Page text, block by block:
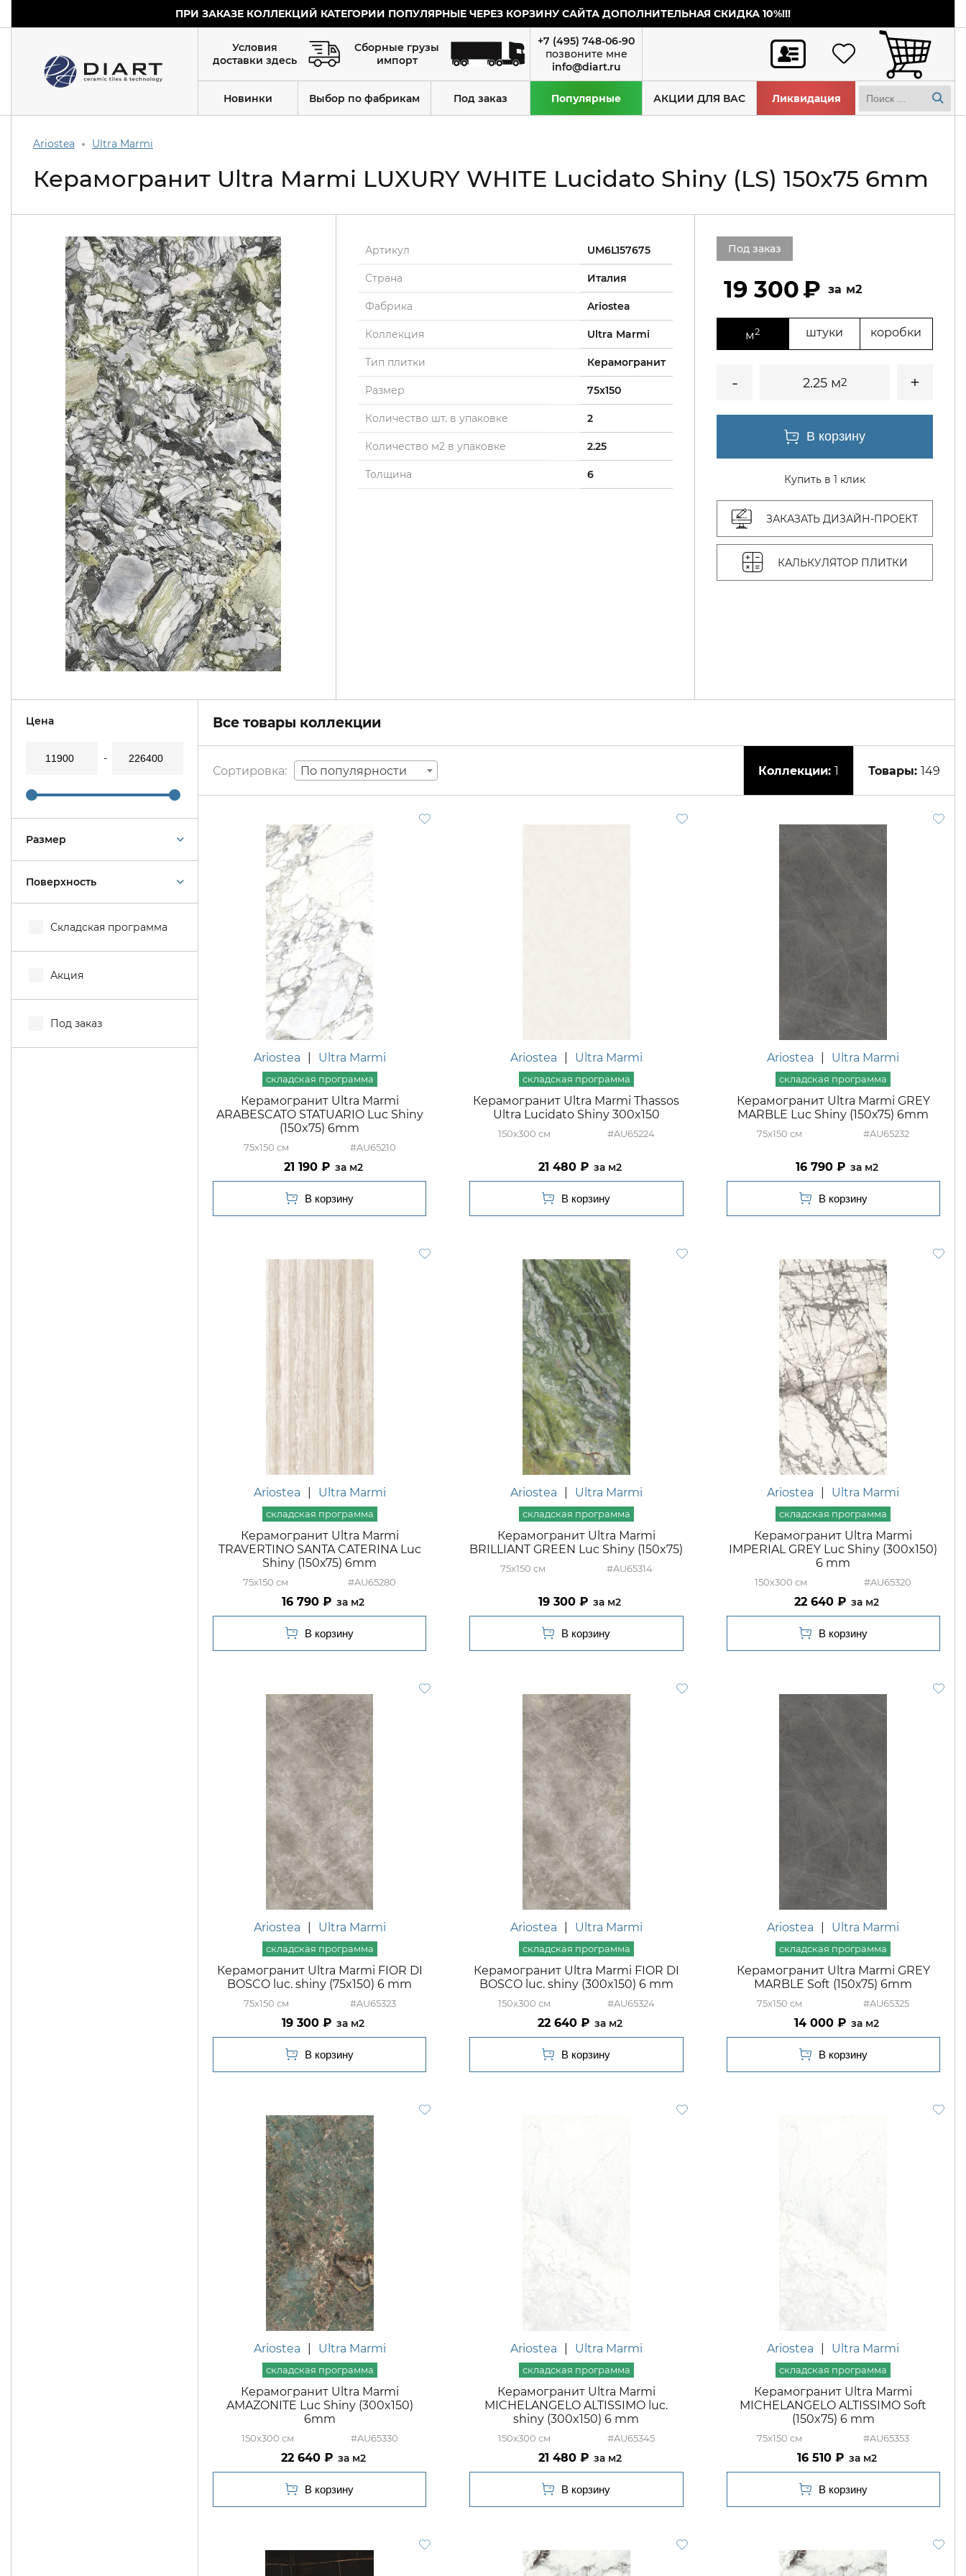
ПРИ ЗАКАЗЕ КОЛЛЕКЦИЙ КАТЕГОРИИ ПОПУЛЯРНЫЕ ЧЕРЕЗ КОРЗИНУ САЙТА ДОПОЛНИТЕЛЬНАЯ СКИДКА 10%!!!
Условия
доставки здесь
Сборные грузы
импорт
+7 (495) 748-06-90
info@diart.ru
Новинки Выбор по фабрикам Под заказ Популярные АКЦИИ ДЛЯ ВАС Ликвидация
Ariostea Ultra Marmi
Керамогранит Ultra Marmi LUXURY WHITE Lucidato Shiny (LS) 150x75 6mm
Артикул UM6L157675
Страна Италия
Фабрика Ariostea
Коллекция Ultra Marmi
Тип плитки Керамогранит
Размер 75x150
Количество шт. в упаковке 2
Количество м2 в упаковке 2.25
Толщина 6
Под заказ
19 300 м2
м2 штуки коробки
2.25 м2
Купить в 1 клик
ЗАКАЗАТЬ ДИЗАЙН-ПРОЕКТ
КАЛЬКУЛЯТОР ПЛИТКИ
Цена
Размер
Поверхность
Складская программа
Акция
Под заказ
Все товары коллекции
По популярности 1 149
Ariostea Ultra Marmi
Керамогранит Ultra Marmi
ARABESCATO STATUARIO Luc Shiny
(150x75) 6mm
75x150 #AU65210
21 190 м2
Ariostea Ultra Marmi
Керамогранит Ultra Marmi Thassos
Ultra Lucidato Shiny 300x150
150x300 #AU65224
21 480 м2
Ariostea Ultra Marmi
Керамогранит Ultra Marmi GREY
MARBLE Luc Shiny (150х75) 6mm
75x150 #AU65232
16 790 м2
Ariostea Ultra Marmi
Керамогранит Ultra Marmi
TRAVERTINO SANTA CATERINA Luc
Shiny (150х75) 6mm
75x150 #AU65280
16 790 м2
Ariostea Ultra Marmi
Керамогранит Ultra Marmi
BRILLIANT GREEN Luc Shiny (150x75)
75x150 #AU65314
19 300 м2
Ariostea Ultra Marmi
Керамогранит Ultra Marmi
IMPERIAL GREY Luc Shiny (300x150)
6 mm
150x300 #AU65320
22 640 м2
Ariostea Ultra Marmi
Керамогранит Ultra Marmi FIOR DI
BOSCO luc. shiny (75x150) 6 mm
75x150 #AU65323
19 300 м2
Ariostea Ultra Marmi
Керамогранит Ultra Marmi FIOR DI
BOSCO luc. shiny (300x150) 6 mm
150x300 #AU65324
22 640 м2
Ariostea Ultra Marmi
Керамогранит Ultra Marmi GREY
MARBLE Soft (150х75) 6mm
75x150 #AU65325
14 000 м2
Ariostea Ultra Marmi
Керамогранит Ultra Marmi
AMAZONITE Luc Shiny (300x150)
6mm
150x300 #AU65330
22 640 м2
Ariostea Ultra Marmi
Керамогранит Ultra Marmi
MICHELANGELO ALTISSIMO luc.
shiny (300x150) 6 mm
150x300 #AU65345
21 480 м2
Ariostea Ultra Marmi
Керамогранит Ultra Marmi
MICHELANGELO ALTISSIMO Soft
(150x75) 6 mm
75x150 #AU65353
16 510 м2